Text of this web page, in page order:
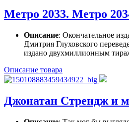
Метро 2033. Метро
Описание: Окончательное
Дмитрия Глуховского
издано двухмиллионным
Описание товара
Джонатан Стрендж и